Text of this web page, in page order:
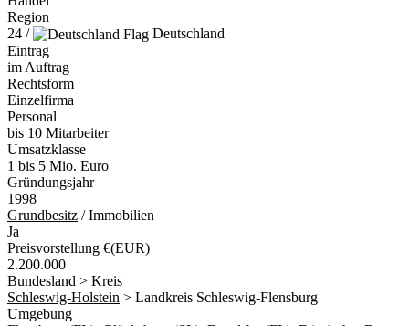
Region
24 /
Deutschland
Eintrag
im Auftrag
Rechtsform
Einzelfirma
Personal
bis 10 Mitarbeiter
Umsatzklasse
1 bis 5 Mio. Euro
Gründungsjahr
1998
Grundbesitz / Immobilien
Ja
Preisvorstellung €(EUR)
2.200.000
Bundesland > Kreis
Schleswig-Holstein > Landkreis Schleswig-Flensburg
Umgebung